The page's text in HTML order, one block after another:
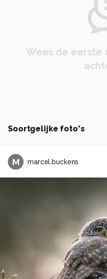
Wees de eerste
Soortgelijke foto's
M marcel.buckens